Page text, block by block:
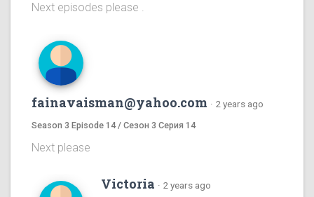
Next episodes please .
fainavaisman@yahoo.com · 2 years ago
Season 3 Episode 14 / Сезон 3 Серия 14
Next please
Victoria · 2 years ago